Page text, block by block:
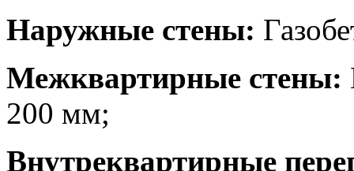
Наружные стены:
Межквартирные стены:
200 мм;
Внутреквартирные